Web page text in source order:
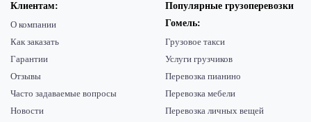
Клиентам:
О компании
Как заказать
Гарантии
Отзывы
Часто задаваемые вопросы
Новости
Популярные грузоперевозки
Гомель:
Грузовое такси
Услуги грузчиков
Перевозка пианино
Перевозка мебели
Перевозка личных вещей